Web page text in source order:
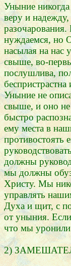
Уныние
веру и
разочарования.
нуждаемся, но
насылая на нас
свыше, во-
послушлива,
Уныние не
свыше, и оно
быстро
ему места в
должны
мы должны
Христу. Мы
управлять
Духа и щит, с
от уныния.
что мы
2)